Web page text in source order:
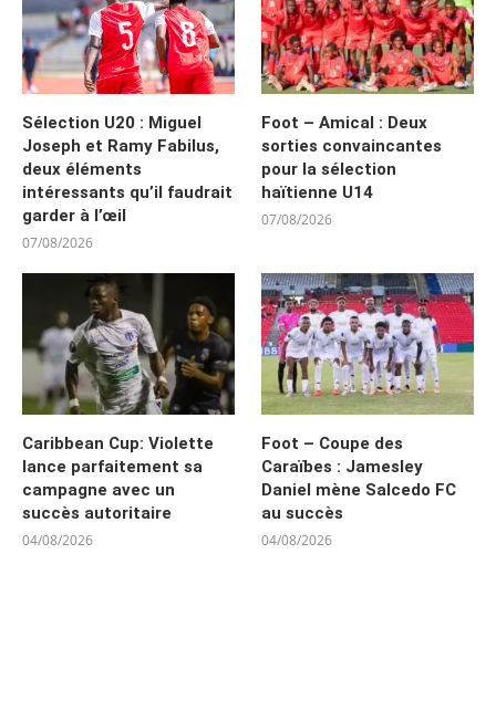
Sélection U20 : Miguel
Joseph et Ramy Fabilus,
deux éléments
intéressants qu’il faudrait
garder à l’œil
07/08/2026
Foot – Amical : Deux
sorties convaincantes
pour la sélection
haïtienne U14
07/08/2026
Caribbean Cup: Violette
lance parfaitement sa
campagne avec un
succès autoritaire
04/08/2026
Foot – Coupe des
Caraïbes : Jamesley
Daniel mène Salcedo FC
au succès
04/08/2026